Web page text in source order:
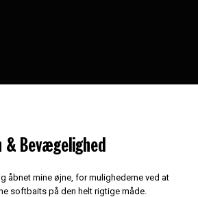
Bevægelighed
åbnet mine øjne, for mulighederne ved at
softbaits på den helt rigtige måde.